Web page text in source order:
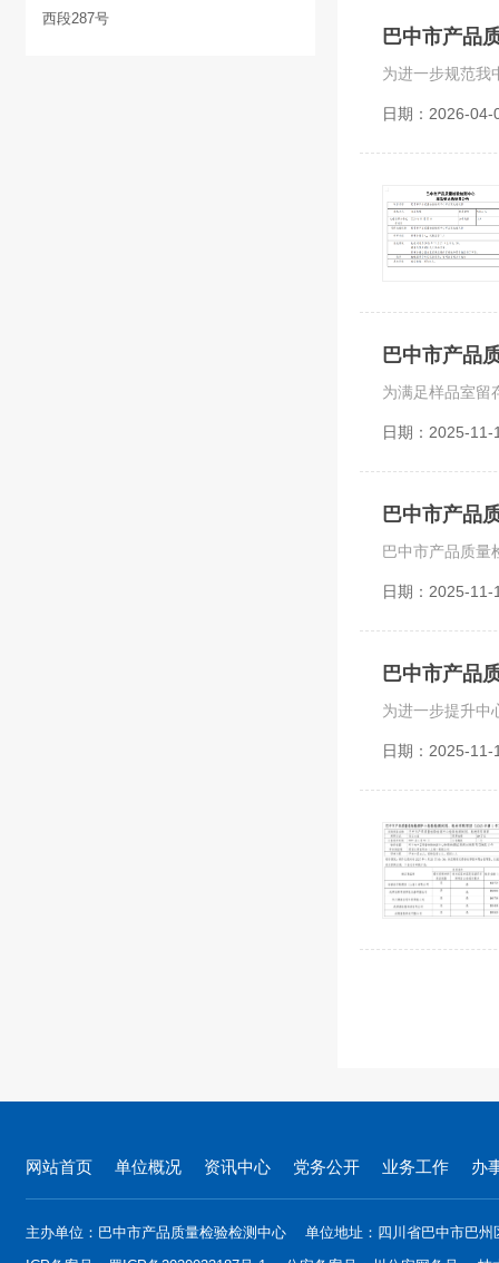
西段287号
巴中市产品
日期：2026-04-
巴中市产品
日期：2025-11-
巴中市产品
日期：2025-11-
巴中市产品
日期：2025-11-
网站首页 单位概况 资讯中心 党务公开 业务工作 办
主办单位：巴中市产品质量检验检测中心
单位地址：四川省巴中市巴